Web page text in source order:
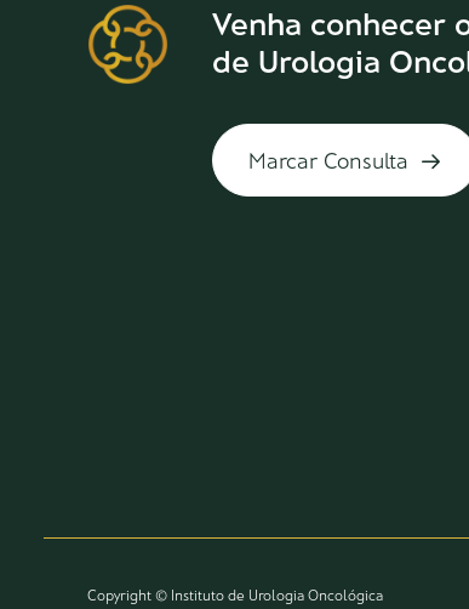
Venha conhecer
de Urologia
Marcar Consulta
Copyright © Instituto de Urologia Oncológica